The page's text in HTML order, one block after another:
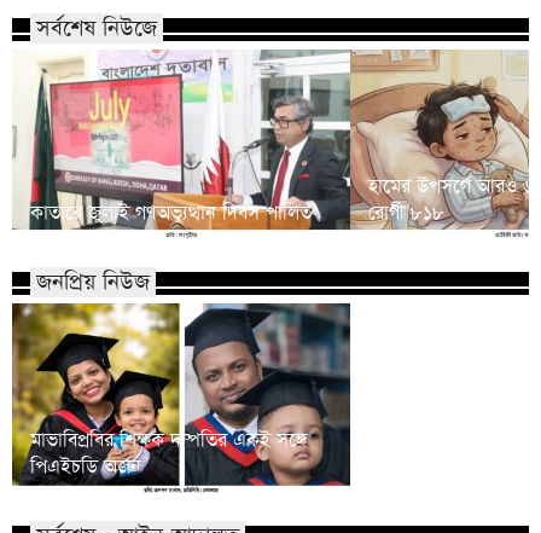
সর্বশেষ নিউজে
কাতারে জুলাই গণঅভ্যুত্থান দিবস পালিত
হামের উপসর্গে আরও
রোগী ৮১৮
জনপ্রিয় নিউজ
মাভাবিপ্রবির শিক্ষক দম্পতির একই সঙ্গে
পিএইচডি অর্জন